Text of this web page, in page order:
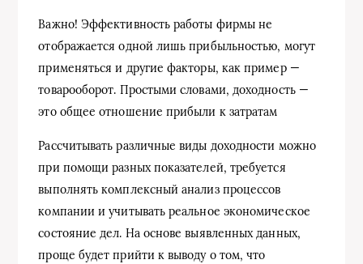
Важно! Эффективность работы фирмы не
отображается одной лишь прибыльностью, могут
применяться и другие факторы, как пример —
товарооборот. Простыми словами, доходность —
это общее отношение прибыли к затратам
Рассчитывать различные виды доходности можно
при помощи разных показателей, требуется
выполнять комплексный анализ процессов
компании и учитывать реальное экономическое
состояние дел. На основе выявленных данных,
проще будет прийти к выводу о том, что